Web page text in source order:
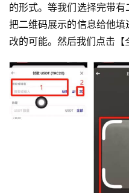
的形式。等我们选择完带
把二维码展示的信息给他
改的可能。然后我们点击【